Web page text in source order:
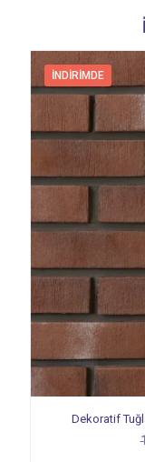
İNDIRIMDE
Dekoratif